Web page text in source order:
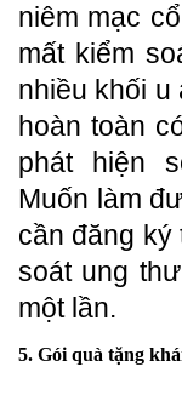
niêm mạc
mất kiểm
nhiều khối u
hoàn toàn
phát hiện
Muốn làm
cần đăng ký
soát ung
một lần.
5. Gói quà tặng